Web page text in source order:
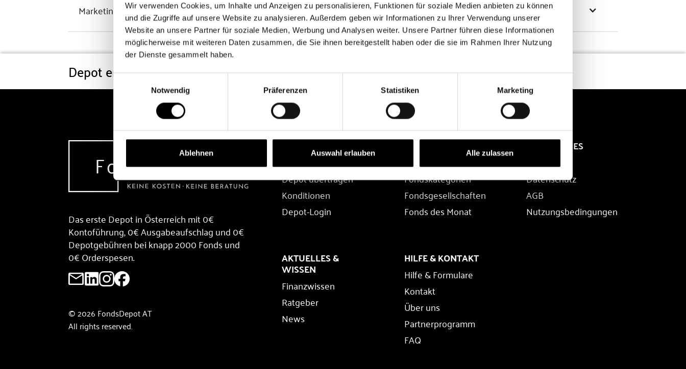
Wir verwenden Cookies, um Inhalte und Anzeigen zu personalisieren, Funktionen für soziale Medien anbieten zu können
und die Zugriffe auf unsere Website zu analysieren. Außerdem geben wir Informationen zu Ihrer Verwendung unserer
Website an unsere Partner für soziale Medien, Werbung und Analysen weiter. Unsere Partner führen diese Informationen
möglicherweise mit weiteren Daten zusammen, die Sie ihnen bereitgestellt haben oder die sie im Rahmen Ihrer Nutzung
der Dienste gesammelt haben.
Einwilligungsauswahl
Notwendig
Präferenzen Statistiken Marketing
Ablehnen Auswahl erlauben Alle zulassen
Marketinghinweis Chancen & Risiken
Depot eröffnen Konditionen Fonds FAQ
Das erste Depot in Österreich mit 0€
Kontoführung, 0€ Ausgabeaufschlag und 0€
Depotgebühren bei knapp 2000 Fonds und
0€ Orderspesen.
© 2026 FondsDepot AT
All rights reserved.
DEPOT
Depot übertragen
Konditionen
Depot-Login
FONDS
Fondssuche
Fondskategorien
Fondsgesellschaften
Fonds des Monat
RECHTLICHES
Impressum
Datenschutz
AGB
Nutzungsbedingungen
AKTUELLES &
WISSEN
Finanzwissen
Ratgeber
News
HILFE & KONTAKT
Hilfe & Formulare
Kontakt
Über uns
Partnerprogramm
FAQ